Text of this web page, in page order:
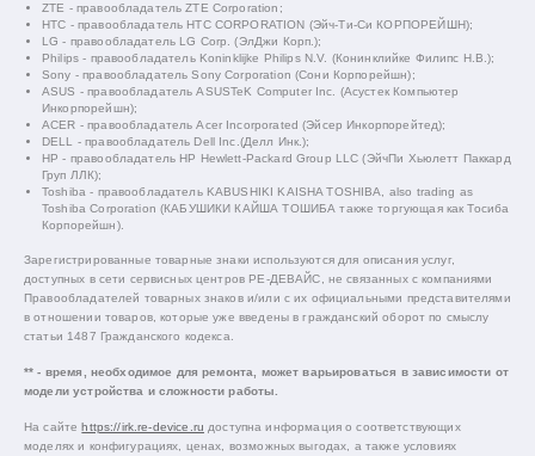
ZTE - правообладатель ZTE Corporation;
HTC - правообладатель HTC CORPORATION (Эйч-Ти-Си КОРПОРЕЙШН);
LG - правообладатель LG Corp. (ЭлДжи Корп.);
Philips - правообладатель Koninklijke Philips N.V. (Конинклийке Филипс Н.В.);
Sony - правообладатель Sony Corporation (Сони Корпорейшн);
ASUS - правообладатель ASUSTeK Computer Inc. (Асустек Компьютер
Инкорпорейшн);
ACER - правообладатель Acer Incorporated (Эйсер Инкорпорейтед);
DELL - правообладатель Dell Inc.(Делл Инк.);
HP - правообладатель HP Hewlett-Packard Group LLC (ЭйчПи Хьюлетт Паккард
Груп ЛЛК);
Toshiba - правообладатель KABUSHIKI KAISHA TOSHIBA, also trading as
Toshiba Corporation (КАБУШИКИ КАЙША ТОШИБА также торгующая как Тосиба
Корпорейшн).
Зарегистрированные товарные знаки используются для описания услуг,
доступных в сети сервисных центров РЕ-ДЕВАЙС, не связанных с компаниями
Правообладателей товарных знаков и/или с их официальными представителями
в отношении товаров, которые уже введены в гражданский оборот по смыслу
статьи 1487 Гражданского кодекса.
** - время, необходимое для ремонта, может варьироваться в зависимости от
модели устройства и сложности работы.
На сайтеhttps://irk.re-device.ru доступна информация о соответствующих
моделях и конфигурациях, ценах, возможных выгодах, а также условиях